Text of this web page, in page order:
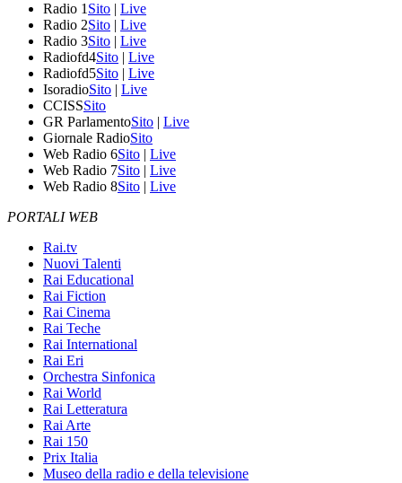
Radio 1 Sito | Live
Radio 2Sito | Live
Radio 3Sito | Live
Radiofd4Sito | Live
Radiofd5Sito | Live
IsoradioSito | Live
CCISSSito
GR ParlamentoSito | Live
Giornale RadioSito
Web Radio 6Sito | Live
Web Radio 7Sito | Live
Web Radio 8Sito | Live
PORTALI WEB
Rai.tv
Nuovi Talenti
Rai Educational
Rai Fiction
Rai Cinema
Rai Teche
Rai International
Rai Eri
Orchestra Sinfonica
Rai World
Rai Letteratura
Rai Arte
Rai 150
Prix Italia
Museo della radio e della televisione